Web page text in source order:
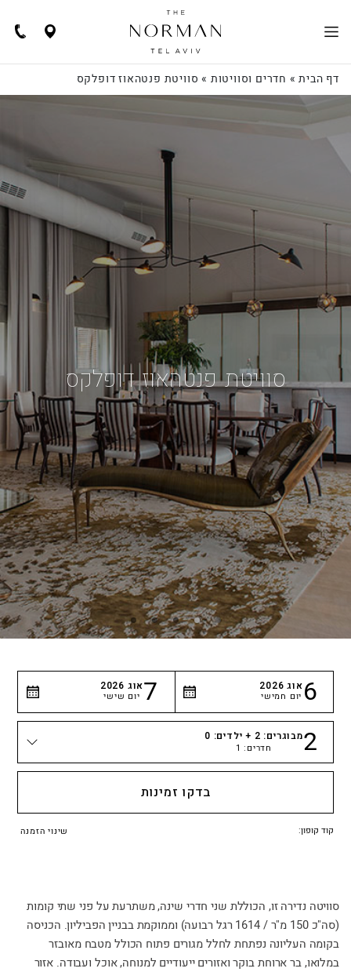
to
location
Us
דף הבית» חדרים וסוויטות » סוויטת פנטהאוז דופלקס
סוויטת פנטהאוז דופלקס
6אוג 2026
יום חמישי 7אוג 2026
יום שישי
2מבוגרים: 2 + ילדים: 0
חדרים: 1
קוד קופון: שינוי הזמנה
בדקו זמינות
סוויטה נדירה זו, הכוללת שני חדרי שינה, משתרעת על פני שתי קומות
(סה"כ 150 מ"ר / 1614 רגל רבועה) וממוקמת בבניין הפביליון. הכניסה
בקומה העליונה נפתחת לחלל מגורים פתוח הכולל מטבח מאובזר
במלואו, בר ארוחת בוקר ואזורים ייעודיים למנוחה, אוכל ועבודה. אזור